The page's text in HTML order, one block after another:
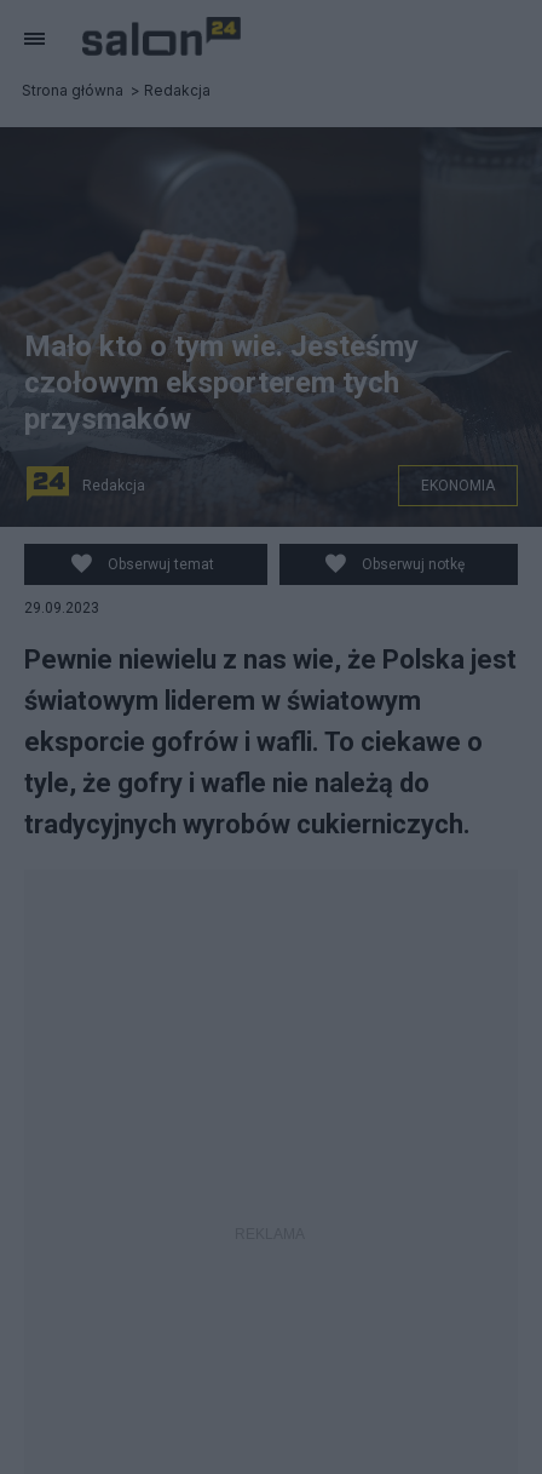
Strona główna Redakcja
Mało kto o tym wie. Jesteśmy
czołowym eksporterem tych
przysmaków
Redakcja EKONOMIA
Obserwuj temat Obserwuj notkę
29.09.2023
Pewnie niewielu z nas wie, że Polska jest
światowym liderem w światowym
eksporcie gofrów i wafli. To ciekawe o
tyle, że gofry i wafle nie należą do
tradycyjnych wyrobów cukierniczych.